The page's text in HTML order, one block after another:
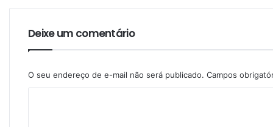
Deixe um comentário
O seu endereço de e-mail não será publicado. Campos